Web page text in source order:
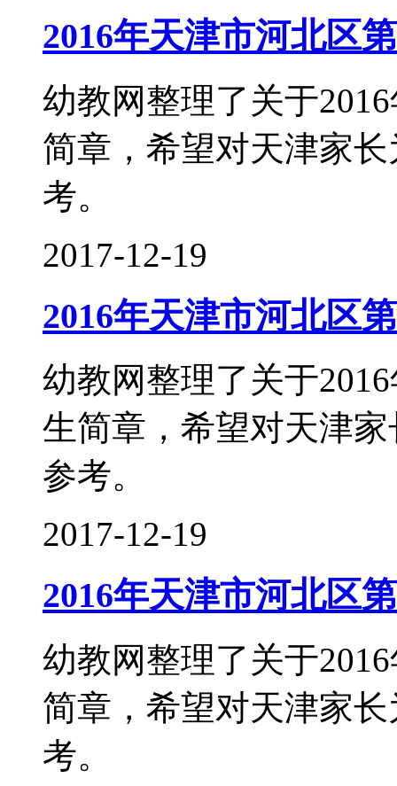
2016年天津市河北区
幼教网整理了关于
简章，希望对天津家
考。
2017-12-19
2016年天津市河北区
幼教网整理了关于
生简章，希望对天津
参考。
2017-12-19
2016年天津市河北区
幼教网整理了关于
简章，希望对天津家
考。